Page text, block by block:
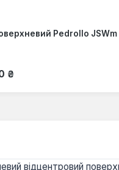
Pedrollo JSWm
ціна:
₴
відцентровий